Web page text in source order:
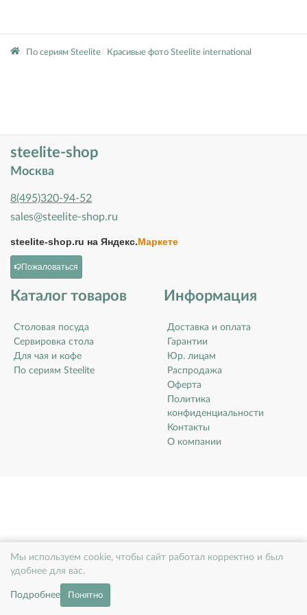
Мы используем cookie, чтобы сайт работал корректно и был
удобнее для вас.
Подробнее Понятно
По сериям Steelite Красивые фото Steelite international
steelite-shop
Москва
8(495)320-94-52
sales@steelite-shop.ru
steelite-shop.ru на Яндекс.Маркете
Пожаловаться
Каталог товаров
Столовая посуда
Сервировка стола
Для чая и кофе
По сериям Steelite
Информация
Доставка и оплата
Гарантии
Юр. лицам
Распродажа
Оферта
Политика
конфиденциальности
Контакты
О компании